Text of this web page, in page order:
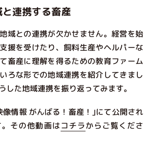
連携する畜産
域との連携が欠かせません。経営を始
援を受けたり、飼料生産やヘルパーな
畜産に理解を得るための教育ファーム
ろな形での地域連携を紹介してきまし
した地域連携を振り返ってみます。
情報 がんばる！畜産！｣にて公開され
その他動画はコチラからご覧くださ